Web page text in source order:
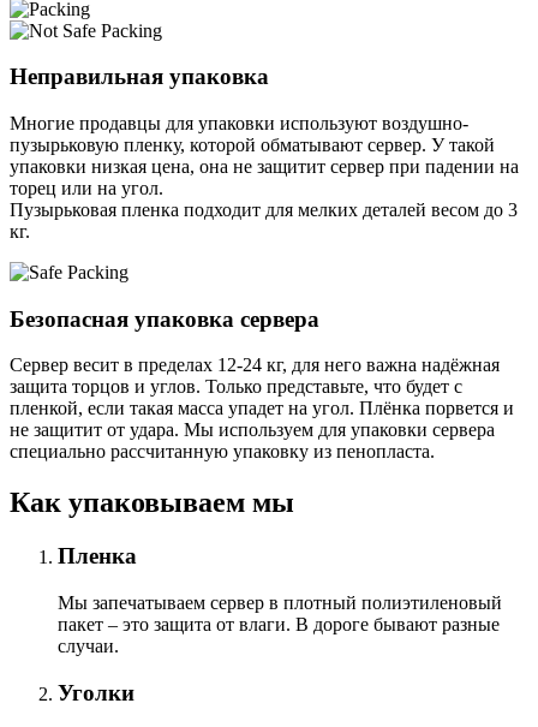
Неправильная упаковка
Многие продавцы для упаковки используют воздушно-
пузырьковую пленку, которой обматывают сервер. У такой
упаковки низкая цена, она не защитит сервер при падении на
торец или на угол.
Пузырьковая пленка подходит для мелких деталей весом до 3
кг.
Безопасная упаковка сервера
Сервер весит в пределах 12-24 кг, для него важна надёжная
защита торцов и углов. Только представьте, что будет с
пленкой, если такая масса упадет на угол. Плёнка порвется и
не защитит от удара. Мы используем для упаковки сервера
специально расcчитанную упаковку из пенопласта.
Как упаковываем мы
Пленка
Мы запечатываем сервер в плотный полиэтиленовый
пакет – это защита от влаги. В дороге бывают разные
случаи.
Уголки